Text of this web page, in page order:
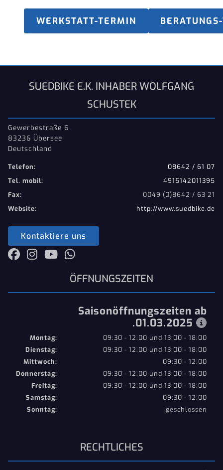
WERKSTATT-TERMIN
SUEDBIKE E.K. INHABER WOLFGANG
SCHUSTEK
Gewerbestraße 6
83236 Übersee
Deutschland
Telefon:
08642 / 61 07
Tel. mobil:
4915142011395
Fax:
0049 (0)8642 / 63 21
Website:
http://www.suedbike.de
Kontaktiere uns
ÖFFNUNGSZEITEN
Saisonöffnungszeiten ab
.01.03.2025
Montag:
09:30 - 12:00 und 13:00 - 18:00
Dienstag:
09:30 - 12:00 und 13:00 - 18:00
Mittwoch:
09:30 - 12:00
Donnerstag:
09:30 - 12:00 und 13:00 - 18:00
Freitag:
09:30 - 12:00 und 13:00 - 18:00
Samstag:
09:30 - 12:00
Sonntag:
geschlossen
RECHTLICHES